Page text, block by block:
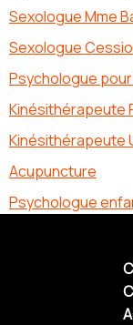
Sexologue Mme
Sexologue
Psychologue
Kinésithérapeute
Kinésithérapeute
Acupuncture
Psychologue